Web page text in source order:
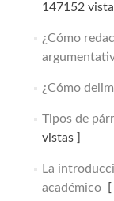
147152
¿Cómo
¿Cómo
Tipos de
vistas ]
La
académico[